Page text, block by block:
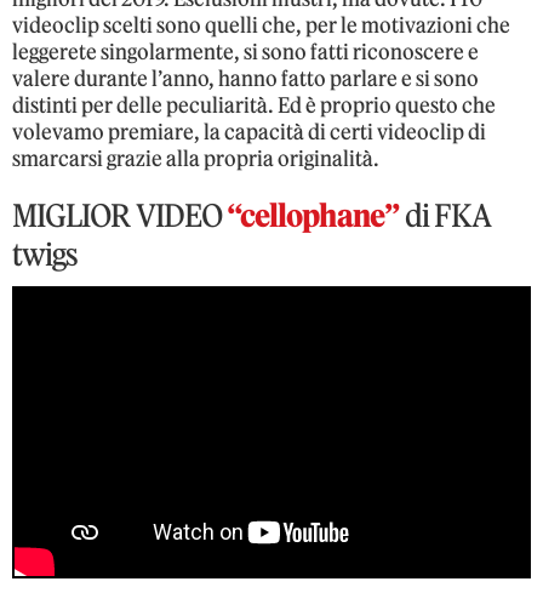
videoclip scelti sono quelli che, per le motivazioni che
leggerete singolarmente, si sono fatti riconoscere e
valere durante l’anno, hanno fatto parlare e si sono
distinti per delle peculiarità. Ed è proprio questo che
volevamo premiare, la capacità di certi videoclip di
smarcarsi grazie alla propria originalità.
MIGLIOR VIDEO“cellophane”di FKA
twigs